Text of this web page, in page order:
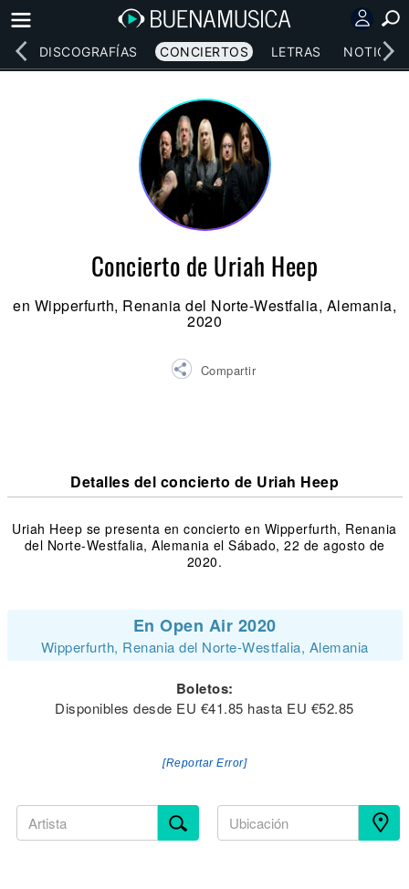
DISCOGRAFÍAS CONCIERTOS LETRAS NOTICIAS
Concierto de Uriah Heep
en Wipperfurth, Renania del Norte-Westfalia, Alemania,
2020
Compartir
Detalles del concierto de Uriah Heep
Uriah Heep se presenta en concierto en Wipperfurth, Renania
del Norte-Westfalia, Alemania el Sábado, 22 de agosto de
2020.
En Open Air 2020
Wipperfurth, Renania del Norte-Westfalia, Alemania
Boletos:
Disponibles desde EU €41.85 hasta EU €52.85
[Reportar Error]